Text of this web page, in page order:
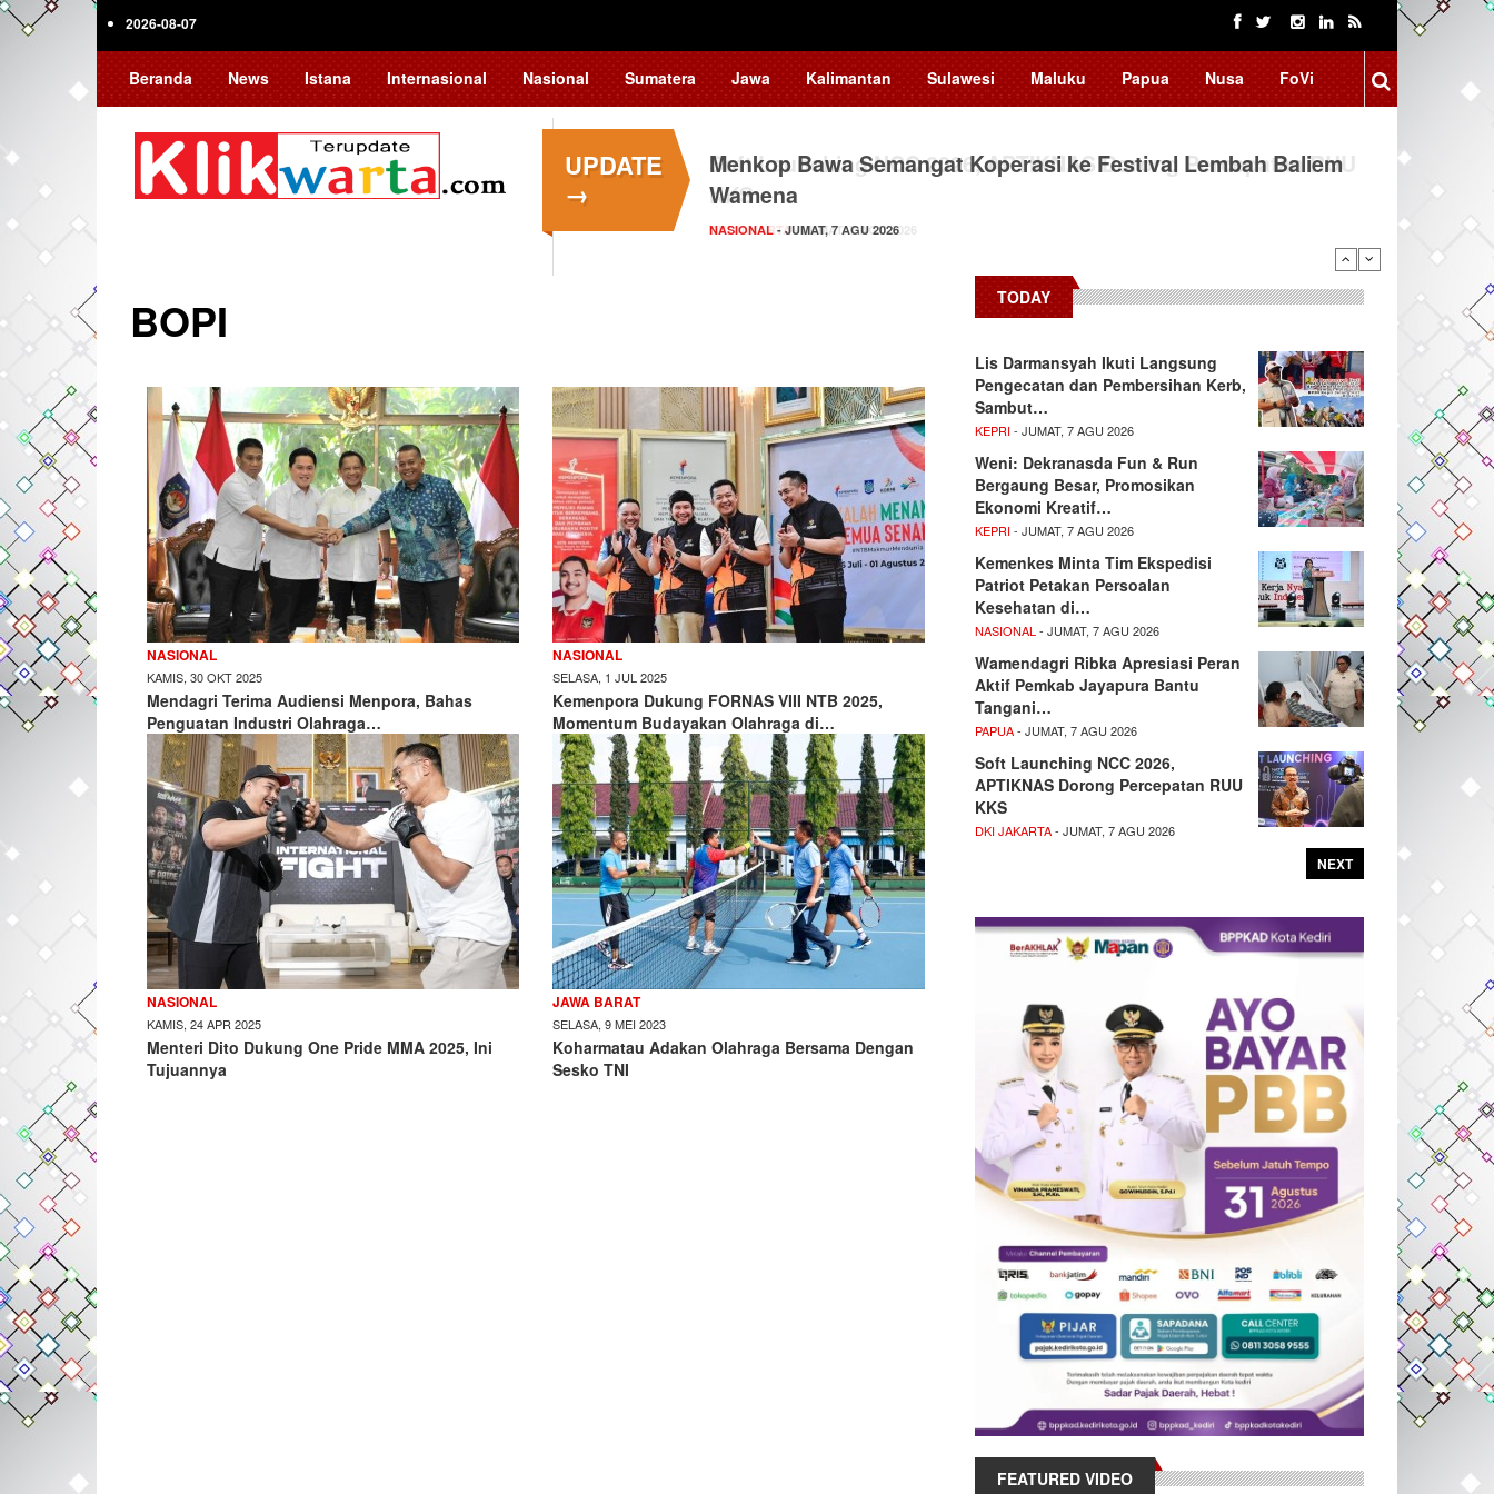
Skip
2026-08-07
Beranda News Istana Internasional Nasional Sumatera Jawa Kalimantan Sulawesi Maluku Papua Nusa FoVi
UPDATE
→
Menkop Bawa Semangat Koperasi ke Festival Lembah Baliem
Wamena
NASIONAL- JUMAT, 7 AGU 2026
BOPI
NASIONAL
KAMIS, 30 OKT 2025
Mendagri Terima Audiensi Menpora, Bahas
Penguatan Industri Olahraga…
NASIONAL
SELASA, 1 JUL 2025
Kemenpora Dukung FORNAS VIII NTB 2025,
Momentum Budayakan Olahraga di…
NASIONAL
KAMIS, 24 APR 2025
Menteri Dito Dukung One Pride MMA 2025, Ini
Tujuannya
JAWA BARAT
SELASA, 9 MEI 2023
Koharmatau Adakan Olahraga Bersama Dengan
Sesko TNI
TODAY
Lis Darmansyah Ikuti Langsung
Pengecatan dan Pembersihan Kerb,
Sambut…
KEPRI- JUMAT, 7 AGU 2026
Weni: Dekranasda Fun & Run
Bergaung Besar, Promosikan
Ekonomi Kreatif…
KEPRI- JUMAT, 7 AGU 2026
Kemenkes Minta Tim Ekspedisi
Patriot Petakan Persoalan
Kesehatan di…
NASIONAL - JUMAT, 7 AGU 2026
Wamendagri Ribka Apresiasi Peran
Aktif Pemkab Jayapura Bantu
Tangani…
PAPUA- JUMAT, 7 AGU 2026
Soft Launching NCC 2026,
APTIKNAS Dorong Percepatan RUU
KKS
DKI JAKARTA- JUMAT, 7 AGU 2026
NEXT
FEATURED VIDEO